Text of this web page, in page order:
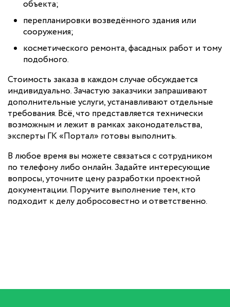
объекта;
перепланировки возведённого здания или
сооружения;
косметического ремонта, фасадных работ и тому
подобного.
Стоимость заказа в каждом случае обсуждается
индивидуально. Зачастую заказчики запрашивают
дополнительные услуги, устанавливают отдельные
требования. Всё, что представляется технически
возможным и лежит в рамках законодательства,
эксперты ГК «Портал» готовы выполнить.
В любое время вы можете связаться с сотрудником
по телефону либо онлайн. Задайте интересующие
вопросы, уточните цену разработки проектной
документации. Поручите выполнение тем, кто
подходит к делу добросовестно и ответственно.